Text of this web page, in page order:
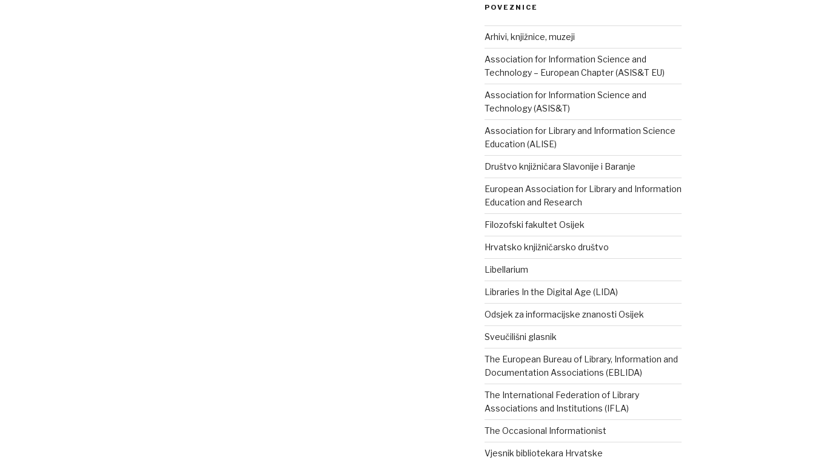
POVEZNICE
Arhivi, knjižnice, muzeji
Association for Information Science and
Technology – European Chapter (ASIS&T EU)
Association for Information Science and
Technology (ASIS&T)
Association for Library and Information Science
Education (ALISE)
Društvo knjižničara Slavonije i Baranje
European Association for Library and Information
Education and Research
Filozofski fakultet Osijek
Hrvatsko knjižničarsko društvo
Libellarium
Libraries In the Digital Age (LIDA)
Odsjek za informacijske znanosti Osijek
Sveučilišni glasnik
The European Bureau of Library, Information and
Documentation Associations (EBLIDA)
The International Federation of Library
Associations and Institutions (IFLA)
The Occasional Informationist
Vjesnik bibliotekara Hrvatske